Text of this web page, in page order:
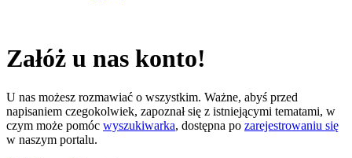
Załóż u nas konto!
U nas możesz rozmawiać o wszystkim. Ważne, abyś przed
napisaniem czegokolwiek, zapoznał się z istniejącymi tematami, w
czym może pomóc wyszukiwarka, dostępna po zarejestrowaniu się
w naszym portalu.